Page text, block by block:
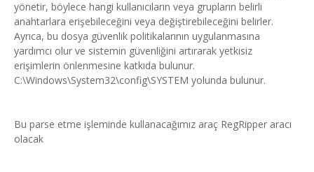
yönetir, böylece hangi kullanıcıların veya grupların belirli
anahtarlara erişebileceğini veya değiştirebileceğini belirler.
Ayrıca, bu dosya güvenlik politikalarının uygulanmasına
yardımcı olur ve sistemin güvenliğini artırarak yetkisiz
erişimlerin önlenmesine katkıda bulunur.
C:\Windows\System32\config\SYSTEM yolunda bulunur.
Bu parse etme işleminde kullanacağımız araç RegRipper aracı
olacak